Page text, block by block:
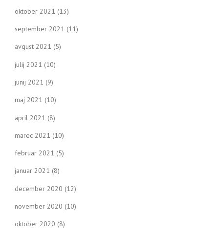
oktober 2021 (13)
september 2021 (11)
avgust 2021 (5)
julij 2021 (10)
junij 2021 (9)
maj 2021 (10)
april 2021 (8)
marec 2021 (10)
februar 2021 (5)
januar 2021 (8)
december 2020 (12)
november 2020 (10)
oktober 2020 (8)